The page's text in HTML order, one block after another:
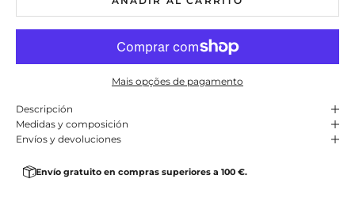
Mais opções de pagamento
Descripción
Medidas y composición
Envíos y devoluciones
Envío gratuito en compras superiores a 100 €.